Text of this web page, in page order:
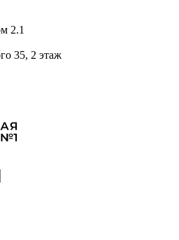
2.1
35, 2 этаж